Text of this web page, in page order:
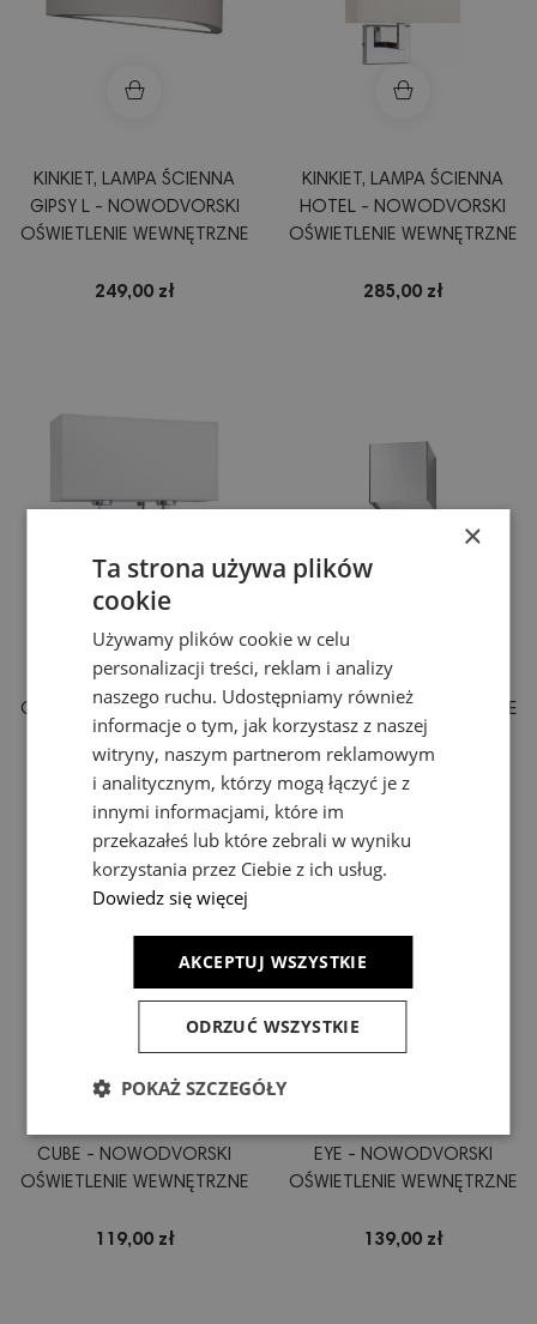
KINKIET, LAMPA ŚCIENNA
GIPSY L - NOWODVORSKI
OŚWIETLENIE WEWNĘTRZNE
249,00 zł
KINKIET, LAMPA ŚCIENNA
HOTEL - NOWODVORSKI
OŚWIETLENIE WEWNĘTRZNE
285,00 zł
KINKIET, LAMPA ŚCIENNA
HOTEL - NOWODVORSKI
OŚWIETLENIE WEWNĘTRZNE
259,00 zł
CUBE - NOWODVORSKI
OŚWIETLENIE WEWNĘTRZNE
99,00 zł
CUBE - NOWODVORSKI
OŚWIETLENIE WEWNĘTRZNE
119,00 zł
EYE - NOWODVORSKI
OŚWIETLENIE WEWNĘTRZNE
139,00 zł
×
Ta strona używa plików
cookie
Używamy plików cookie w celu
personalizacji treści, reklam i analizy
naszego ruchu. Udostępniamy również
informacje o tym, jak korzystasz z naszej
witryny, naszym partnerom reklamowym
i analitycznym, którzy mogą łączyć je z
innymi informacjami, które im
przekazałeś lub które zebrali w wyniku
korzystania przez Ciebie z ich usług.
Dowiedz się więcej
AKCEPTUJ WSZYSTKIE
ODRZUĆ WSZYSTKIE
POKAŻ SZCZEGÓŁY